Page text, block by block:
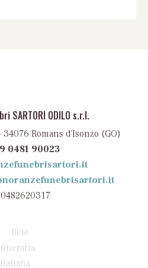
SARTORI ODILO s.r.l.
Romans d’Isonzo (GO)
0481 90023